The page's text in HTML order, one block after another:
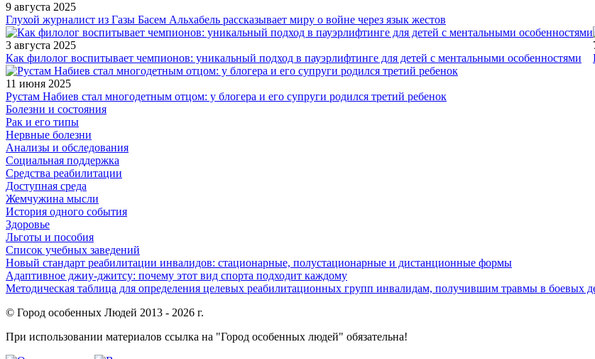
9 августа 2025
Глухой журналист из Газы Басем Альхабель рассказывает миру о войне через язык жестов
3 августа 2025
Как филолог воспитывает чемпионов: уникальный подход в пауэрлифтинге для детей с ментальными особенностями
11 июня 2025
Рустам Набиев стал многодетным отцом: у блогера и его супруги родился третий ребенок
Болезни и состояния
Рак и его типы
Нервные болезни
Анализы и обследования
Социальная поддержка
Средства реабилитации
Доступная среда
Жемчужина мысли
История одного события
Здоровье
Льготы и пособия
Список учебных заведений
Новый стандарт реабилитации инвалидов: стационарные, полустационарные и дистанционные формы
Адаптивное джиу-джитсу: почему этот вид спорта подходит каждому
Методическая таблица для определения целевых реабилитационных групп инвалидам, получившим травмы в боевых
© Город особенных Людей 2013 - 2026 г.
При использовании материалов ссылка на "Город особенных людей" обязательна!